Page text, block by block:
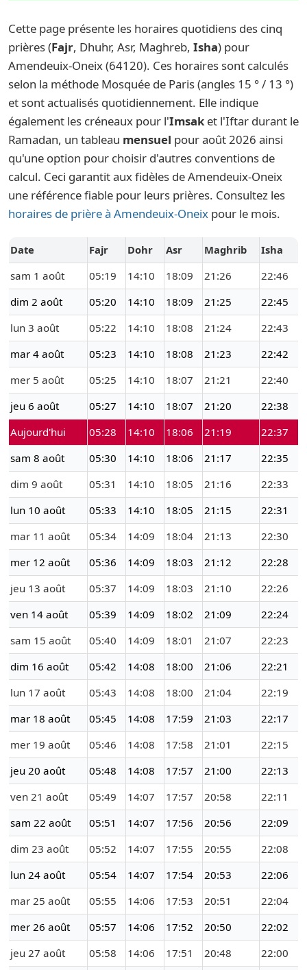
Cette page présente les horaires quotidiens des cinq
prières (Fajr, Dhuhr, Asr, Maghreb, Isha) pour
Amendeuix-Oneix (64120). Ces horaires sont calculés
selon la méthode Mosquée de Paris (angles 15 ° / 13 °)
et sont actualisés quotidiennement. Elle indique
également les créneaux pour l'Imsak et l'Iftar durant le
Ramadan, un tableau mensuel pour août 2026 ainsi
qu'une option pour choisir d'autres conventions de
calcul. Ceci garantit aux fidèles de Amendeuix-Oneix
une référence fiable pour leurs prières. Consultez les
horaires de prière à Amendeuix-Oneix pour le mois.
Date Fajr Dohr Asr Maghrib
Isha
sam 1 août
05:19 14:10 18:09 21:26
22:46
dim 2 août
05:20 14:10 18:09 21:25
22:45
lun 3 août
05:22 14:10 18:08 21:24
22:43
mar 4 août
05:23 14:10 18:08 21:23
22:42
mer 5 août
05:25 14:10 18:07 21:21
22:40
jeu 6 août
05:27 14:10 18:07 21:20
22:38
Aujourd'hui
05:28 14:10 18:06 21:19
22:37
sam 8 août
05:30 14:10 18:06 21:17
22:35
dim 9 août
05:31 14:10 18:05 21:16
22:33
lun 10 août
05:33 14:10 18:05 21:15
22:31
mar 11 août
05:34 14:09 18:04 21:13
22:30
mer 12 août
05:36 14:09 18:03 21:12
22:28
jeu 13 août
05:37 14:09 18:03 21:10
22:26
ven 14 août
05:39 14:09 18:02 21:09
22:24
sam 15 août
05:40 14:09 18:01 21:07
22:23
dim 16 août
05:42 14:08 18:00 21:06
22:21
lun 17 août
05:43 14:08 18:00 21:04
22:19
mar 18 août
05:45 14:08 17:59 21:03
22:17
mer 19 août
05:46 14:08 17:58 21:01
22:15
jeu 20 août
05:48 14:08 17:57 21:00
22:13
ven 21 août
05:49 14:07 17:57 20:58
22:11
sam 22 août
05:51 14:07 17:56 20:56
22:09
dim 23 août
05:52 14:07 17:55 20:55
22:08
lun 24 août
05:54 14:07 17:54 20:53
22:06
mar 25 août
05:55 14:06 17:53 20:51
22:04
mer 26 août
05:57 14:06 17:52 20:50
22:02
jeu 27 août
05:58 14:06 17:51 20:48 22:00